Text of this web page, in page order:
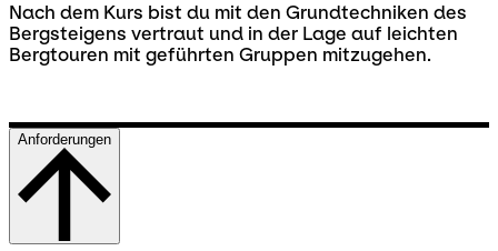
Nach dem Kurs bist du mit den Grundtechniken des
Bergsteigens vertraut und in der Lage auf leichten
Bergtouren mit geführten Gruppen mitzugehen.
Anforderungen